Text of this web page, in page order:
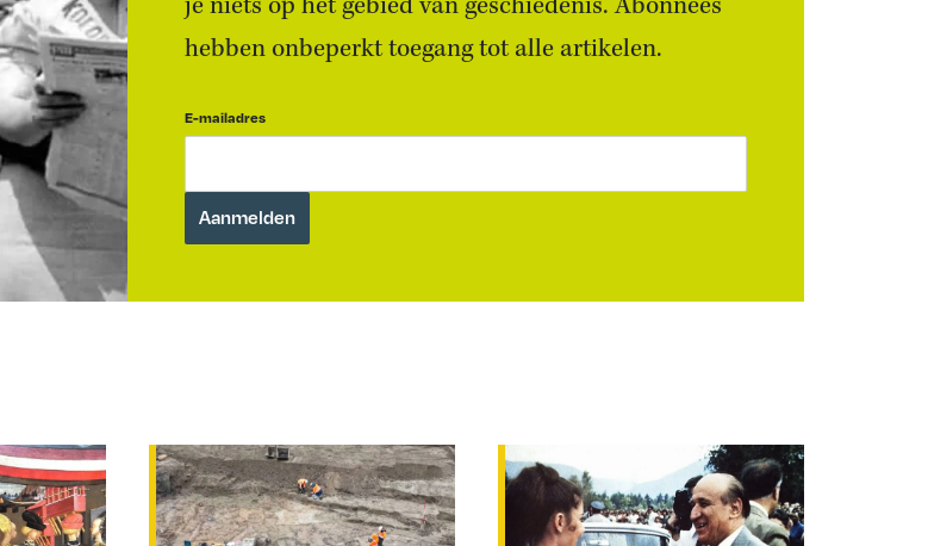
je niets op het gebied van geschiedenis. Abonnees
hebben onbeperkt toegang tot alle artikelen.
E-mailadres